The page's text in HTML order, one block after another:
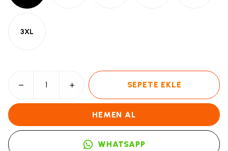
3XL
SEPETE EKLE
HEMEN AL
WHATSAPP